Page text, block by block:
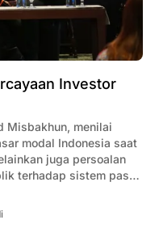
Investor
Misbakhun, menilai
modal Indonesia saat
juga persoalan
terhadap sistem pasar.
saham, transparansi